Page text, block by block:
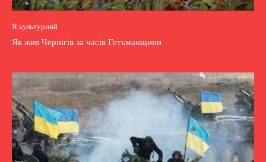
Я культурний
Як жив Чернігів за часів Гетьманщини